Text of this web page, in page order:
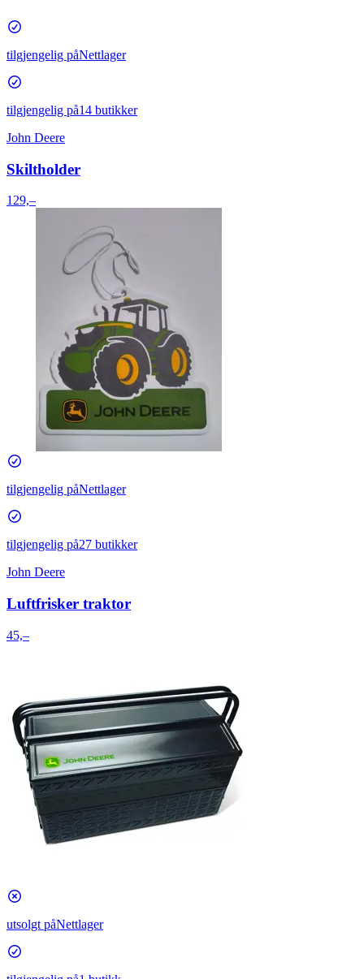
tilgjengelig påNettlager
tilgjengelig på14 butikker
John Deere
Skiltholder
129,–
tilgjengelig påNettlager
tilgjengelig på27 butikker
John Deere
Luftfrisker traktor
45,–
utsolgt påNettlager